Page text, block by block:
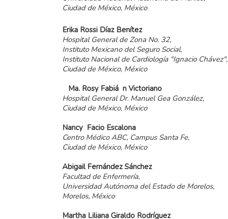
Ciudad de México, México
Erika Rossi Díaz Benítez
Hospital General de Zona No. 32,
Instituto Mexicano del Seguro Social,
Instituto Nacional de Cardiología "Ignacio Chávez",
Ciudad de México, México
Ma. Rosy Fabiá n Victoriano
Hospital General Dr. Manuel Gea González,
Ciudad de México, México
Nancy Facio Escalona
Centro Médico ABC, Campus Santa Fe,
Ciudad de México, México
Abigail Fernández Sánchez
Facultad de Enfermería,
Universidad Autónoma del Estado de Morelos,
Morelos, México
Martha Liliana Giraldo Rodríguez